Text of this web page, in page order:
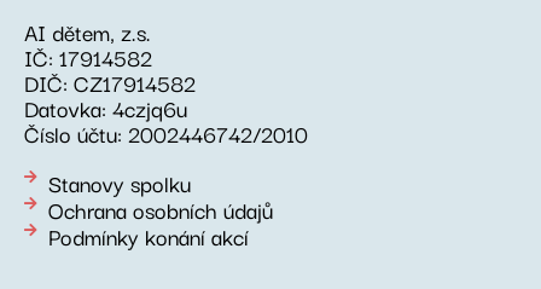
AI dětem, z.s.
IČ: 17914582
DIČ: CZ17914582
Datovka: 4czjq6u
Číslo účtu: 2002446742/2010
Stanovy spolku
Ochrana osobních údajů
Podmínky konání akcí